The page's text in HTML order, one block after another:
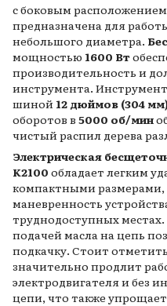
с боковым
предназначена для
небольшого диаметра.
мощностью 1600 Вт
производительность и
инструмента.
шиной 12 дюймов (304
оборотов в 5000 об/мин
чистый распил дерева
Электрическая
K2100 обладает легким
компактными
маневренность
труднодоступных местах.
подачей масла на цепь
подкачку. Стоит
значительно продлит
электродвигателя и без
цепи, что также